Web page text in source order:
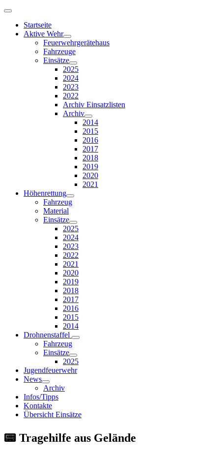
Startseite
Aktive Wehr
Feuerwehrgerätehaus
Fahrzeuge
Einsätze
2025
2024
2023
2022
Archiv Einsatzlisten
Archiv
2014
2015
2016
2017
2018
2019
2020
2021
Höhenrettung
Fahrzeug
Material
Einsätze
2025
2024
2023
2022
2021
2020
2019
2018
2017
2016
2015
2014
Drohnenstaffel
Fahrzeug
Einsätze
2025
Jugendfeuerwehr
News
Archiv
Infos/Tipps
Kontakte
Übersicht Einsätze
📟 Tragehilfe aus Gelände